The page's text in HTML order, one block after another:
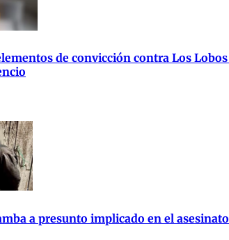
de convicción contra Los
a presunto implicado en el